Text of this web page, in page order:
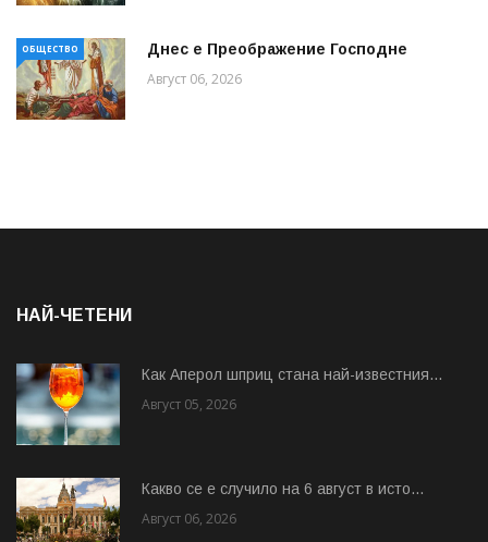
ОБЩЕСТВО Днес е Преображение Господне
Август 06, 2026
НАЙ-ЧЕТЕНИ
Как Аперол шприц стана най-известния...
Август 05, 2026
Какво се е случило на 6 август в исто...
Август 06, 2026